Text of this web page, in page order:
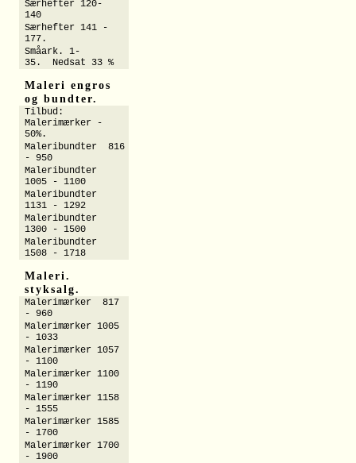
Særhefter 120-
140
Særhefter 141 -
177.
Småark. 1-
35. Nedsat 33 %
Maleri engros
og bundter.
Tilbud:
Malerimærker -
50%.
Maleribundter 816
- 950
Maleribundter
1005 - 1100
Maleribundter
1131 - 1292
Maleribundter
1300 - 1500
Maleribundter
1508 - 1718
Maleri.
styksalg.
Malerimærker 817
- 960
Malerimærker 1005
- 1033
Malerimærker 1057
- 1100
Malerimærker 1100
- 1190
Malerimærker 1158
- 1555
Malerimærker 1585
- 1700
Malerimærker 1700
- 1900